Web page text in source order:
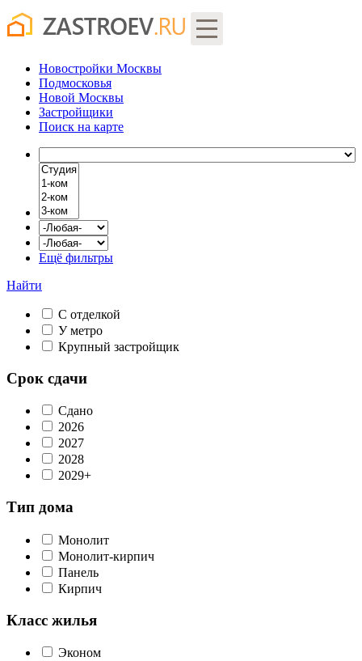
Новостройки Москвы
Подмосковья
Новой Москвы
Застройщики
Поиск на карте
Ещё фильтры
Найти
С отделкой
У метро
Крупный застройщик
Срок сдачи
Сдано
2026
2027
2028
2029+
Тип дома
Монолит
Монолит-кирпич
Панель
Кирпич
Класс жилья
Эконом